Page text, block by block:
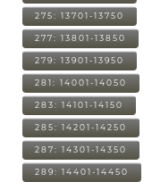
275: 13701-13750
277: 13801-13850
279: 13901-13950
281: 14001-14050
283: 14101-14150
285: 14201-14250
287: 14301-14350
289: 14401-14450